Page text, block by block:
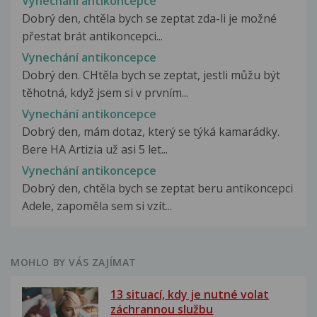
Dobrý den, chtěla bych se zeptat zda-li je možné
přestat brát antikoncepci...
Vynechání antikoncepce
Dobrý den. CHtěla bych se zeptat, jestli můžu být
těhotná, když jsem si v prvním...
Vynechání antikoncepce
Dobrý den, mám dotaz, který se týká kamarádky.
Bere HA Artizia už asi 5 let...
Vynechání antikoncepce
Dobrý den, chtěla bych se zeptat beru antikoncepci
Adele, zapoměla sem si vzít...
MOHLO BY VÁS ZAJÍMAT
13 situací, kdy je nutné volat
záchrannou službu